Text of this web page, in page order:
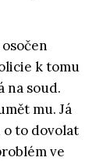
k tomu
na soud.
mu. Já
o to dovolat
ve